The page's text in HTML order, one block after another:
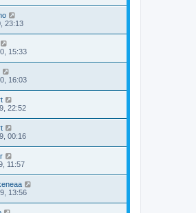
23:13
15:33
16:03
22:52
00:16
11:57
13:56